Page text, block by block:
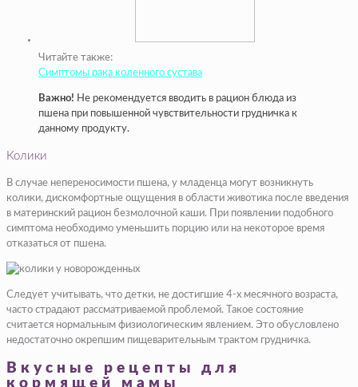
Читайте также:
Симптомы рака коленного сустава
Важно! Не рекомендуется вводить в рацион блюда из
пшена при повышенной чувствительности грудничка к
данному продукту.
Колики
В случае непереносимости пшена, у младенца могут возникнуть
колики, дискомфортные ощущения в области животика после введения
в материнский рацион безмолочной каши. При появлении подобного
симптома необходимо уменьшить порцию или на некоторое время
отказаться от пшена.
Следует учитывать, что детки, не достигшие 4-х месячного возраста,
часто страдают рассматриваемой проблемой. Такое состояние
считается нормальным физиологическим явлением. Это обусловлено
недостаточно окрепшим пищеварительным трактом грудничка.
Вкусные рецепты для
кормящей мамы